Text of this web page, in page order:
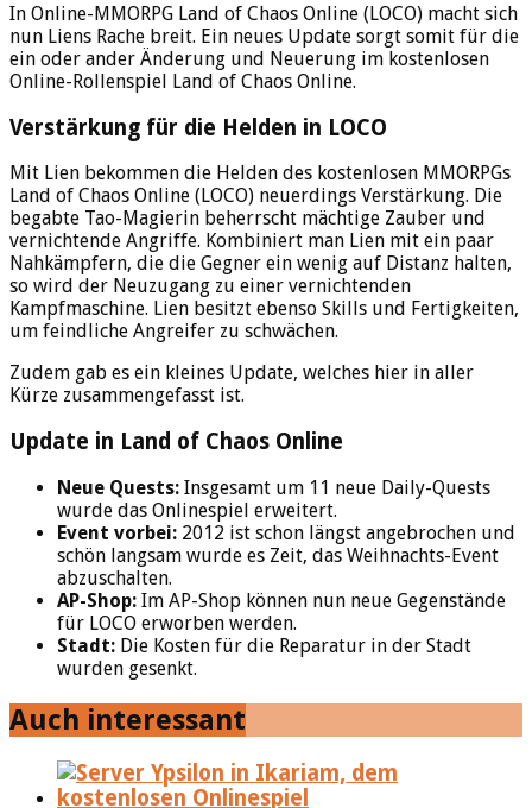
In Online-MMORPG Land of Chaos Online (LOCO) macht sich
nun Liens Rache breit. Ein neues Update sorgt somit für die
ein oder ander Änderung und Neuerung im kostenlosen
Online-Rollenspiel Land of Chaos Online.
Verstärkung für die Helden in LOCO
Mit Lien bekommen die Helden des kostenlosen MMORPGs
Land of Chaos Online (LOCO) neuerdings Verstärkung. Die
begabte Tao-Magierin beherrscht mächtige Zauber und
vernichtende Angriffe. Kombiniert man Lien mit ein paar
Nahkämpfern, die die Gegner ein wenig auf Distanz halten,
so wird der Neuzugang zu einer vernichtenden
Kampfmaschine. Lien besitzt ebenso Skills und Fertigkeiten,
um feindliche Angreifer zu schwächen.
Zudem gab es ein kleines Update, welches hier in aller
Kürze zusammengefasst ist.
Update in Land of Chaos Online
Neue Quests: Insgesamt um 11 neue Daily-Quests
wurde das Onlinespiel erweitert.
Event vorbei: 2012 ist schon längst angebrochen und
schön langsam wurde es Zeit, das Weihnachts-Event
abzuschalten.
AP-Shop: Im AP-Shop können nun neue Gegenstände
für LOCO erworben werden.
Stadt: Die Kosten für die Reparatur in der Stadt
wurden gesenkt.
Auch interessant